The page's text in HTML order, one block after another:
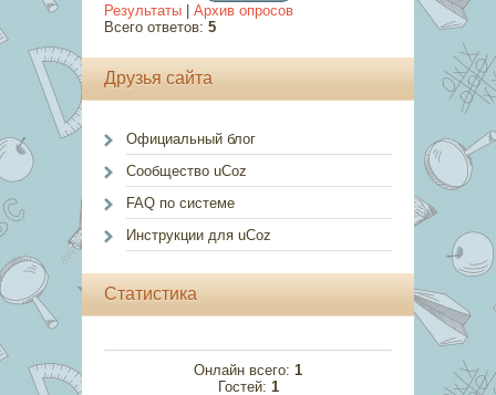
Результаты | Архив опросов
Всего ответов: 5
Друзья сайта
Официальный блог
Сообщество uCoz
FAQ по системе
Инструкции для uCoz
Статистика
Онлайн всего: 1
Гостей: 1